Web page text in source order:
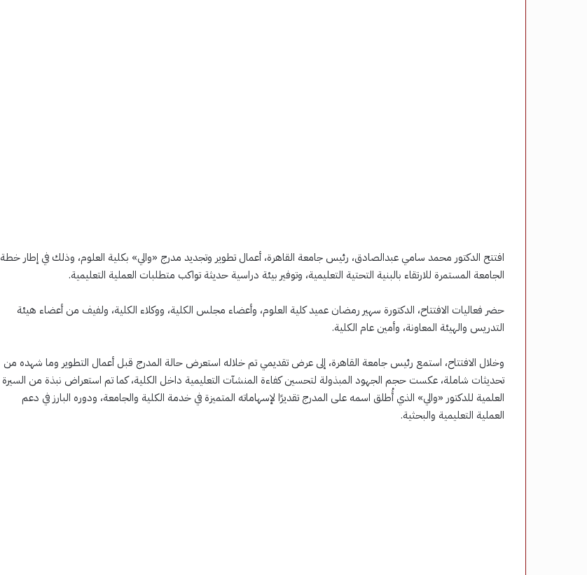
افتتح الدكتور محمد سامي عبدالصادق، رئيس جامعة القاهرة، أعمال تطوير وتجديد مدرج «والي» بكلية العلوم، وذلك في إطار خطة
الجامعة المستمرة للارتقاء بالبنية التحتية التعليمية، وتوفير بيئة دراسية حديثة تواكب متطلبات العملية التعليمية.
حضر فعاليات الافتتاح، الدكتورة سهير رمضان عميد كلية العلوم، وأعضاء مجلس الكلية، ووكلاء الكلية، ولفيف من أعضاء هيئة
التدريس والهيئة المعاونة، وأمين عام الكلية.
وخلال الافتتاح، استمع رئيس جامعة القاهرة، إلى عرض تقديمي تم خلاله استعرض حالة المدرج قبل أعمال التطوير وما شهده من
تحديثات شاملة، عكست حجم الجهود المبذولة لتحسين كفاءة المنشآت التعليمية داخل الكلية، كما تم استعراض نبذة من السيرة
العلمية للدكتور «والي» الذي أُطلق اسمه على المدرج تقديرًا لإسهاماته المتميزة في خدمة الكلية والجامعة، ودوره البارز في دعم
العملية التعليمية والبحثية.